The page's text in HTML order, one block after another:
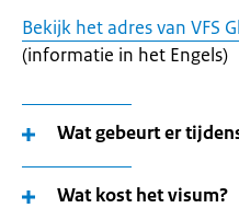
Bekijk het adres van VFS
(informatie in het Engels)
Wat gebeurt er
Wat kost het visum?